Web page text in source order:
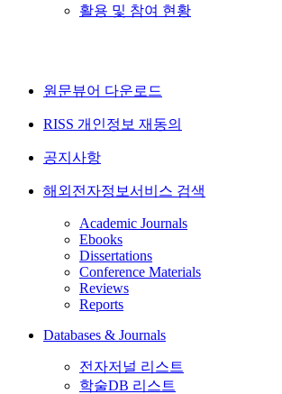
활용 및 참여 현황
원문뷰어 다운로드
RISS 개인정보 재동의
공지사항
해외전자정보서비스 검색
Academic Journals
Ebooks
Dissertations
Conference Materials
Reviews
Reports
Databases & Journals
전자저널 리스트
학술DB 리스트